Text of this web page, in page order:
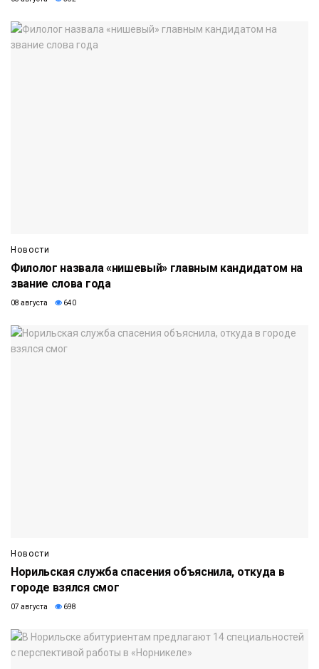
Новости
Филолог назвала «нишевый» главным кандидатом на
звание слова года
08 августа 640
Новости
Норильская служба спасения объяснила, откуда в
городе взялся смог
07 августа 698